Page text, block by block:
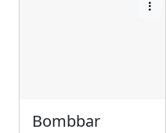
Bombbar